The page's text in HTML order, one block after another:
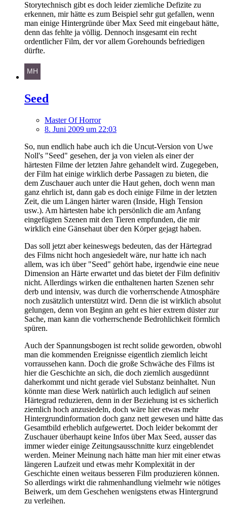
Storytechnisch gibt es doch leider ziemliche Defizite zu
erkennen, mir hätte es zum Beispiel sehr gut gefallen, wenn
man einige Hintergründe über Max Seed mit eingebaut hätte,
denn das fehlte ja völlig. Dennoch insgesamt ein recht
ordentlicher Film, der vor allem Gorehounds befriedigen
dürfte.
Seed
Master Of Horror
8. Juni 2009 um 22:03
So, nun endlich habe auch ich die Uncut-Version von Uwe
Noll's "Seed" gesehen, der ja von vielen als einer der
härtesten Filme der letzten Jahre gehandelt wird. Zugegeben,
der Film hat einige wirklich derbe Passagen zu bieten, die
dem Zuschauer auch unter die Haut gehen, doch wenn man
ganz ehrlich ist, dann gab es doch einige Filme in der letzten
Zeit, die um Längen härter waren (Inside, High Tension
usw.). Am härtesten habe ich persönlich die am Anfang
eingefügten Szenen mit den Tieren empfunden, die mir
wirklich eine Gänsehaut über den Körper gejagt haben.
Das soll jetzt aber keineswegs bedeuten, das der Härtegrad
des Films nicht hoch angesiedelt wäre, nur hatte ich nach
allem, was ich über "Seed" gehört habe, irgendwie eine neue
Dimension an Härte erwartet und das bietet der Film definitiv
nicht. Allerdings wirken die enthaltenen harten Szenen sehr
derb und intensiv, was durch die vorherrschende Atmosphäre
noch zusätzlich unterstützt wird. Denn die ist wirklich absolut
gelungen, denn von Beginn an geht es hier extrem düster zur
Sache, man kann die vorherrschende Bedrohlichkeit förmlich
spüren.
Auch der Spannungsbogen ist recht solide geworden, obwohl
man die kommenden Ereignisse eigentlich ziemlich leicht
vorraussehen kann. Doch die große Schwäche des Films ist
hier die Geschichte an sich, die doch ziemlich ausgedünnt
daherkommt und nicht gerade viel Substanz beinhaltet. Nun
könnte man diese Werk natürlich auch lediglich auf seinen
Härtegrad reduzieren, denn in der Beziehung ist es sicherlich
ziemlich hoch anzusiedeln, doch wäre hier etwas mehr
Hintergrundinformation doch ganz nett gewesen und hätte das
Gesamtbild erheblich aufgewertet. Doch leider bekommt der
Zuschauer überhaupt keine Infos über Max Seed, ausser das
immer wieder einige Zeitungsausschnitte kurz eingeblendet
werden. Meiner Meinung nach hätte man hier mit einer etwas
längeren Laufzeit und etwas mehr Komplexität in der
Geschichte einen weitaus besseren Film produzieren können.
So allerdings wirkt die rahmenhandlung vielmehr wie nötiges
Beiwerk, um dem Geschehen wenigstens etwas Hintergrund
zu verleihen.